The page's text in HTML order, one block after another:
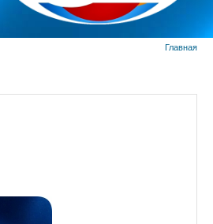
Главная